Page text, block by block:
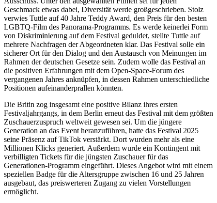
Geschmack etwas dabei, Diversität werde großgeschrieben. Stolz
verwies Tuttle auf 40 Jahre Teddy Award, den Preis für den besten
LGBTQ-Film des Panorama-Programms. Es werde keinerlei Form
von Diskriminierung auf dem Festival geduldet, stellte Tuttle auf
mehrere Nachfragen der Abgeordneten klar. Das Festival solle ein
sicherer Ort für den Dialog und den Austausch von Meinungen im
Rahmen der deutschen Gesetze sein. Zudem wolle das Festival an
die positiven Erfahrungen mit dem Open-Space-Forum des
vergangenen Jahres anknüpfen, in dessen Rahmen unterschiedliche
Positionen aufeinanderprallen könnten.
Die Britin zog insgesamt eine positive Bilanz ihres ersten
Festivaljahrgangs, in dem Berlin erneut das Festival mit dem größten
Zuschauerzuspruch weltweit gewesen sei. Um die jüngere
Generation an das Event heranzuführen, hatte das Festival 2025
seine Präsenz auf TikTok verstärkt. Dort wurden mehr als eine
Millionen Klicks generiert. Außerdem wurde ein Kontingent mit
verbilligten Tickets für die jüngsten Zuschauer für das
Generationen-Programm eingeführt. Dieses Angebot wird mit einem
speziellen Badge für die Altersgruppe zwischen 16 und 25 Jahren
ausgebaut, das preiswerteren Zugang zu vielen Vorstellungen
ermöglicht.